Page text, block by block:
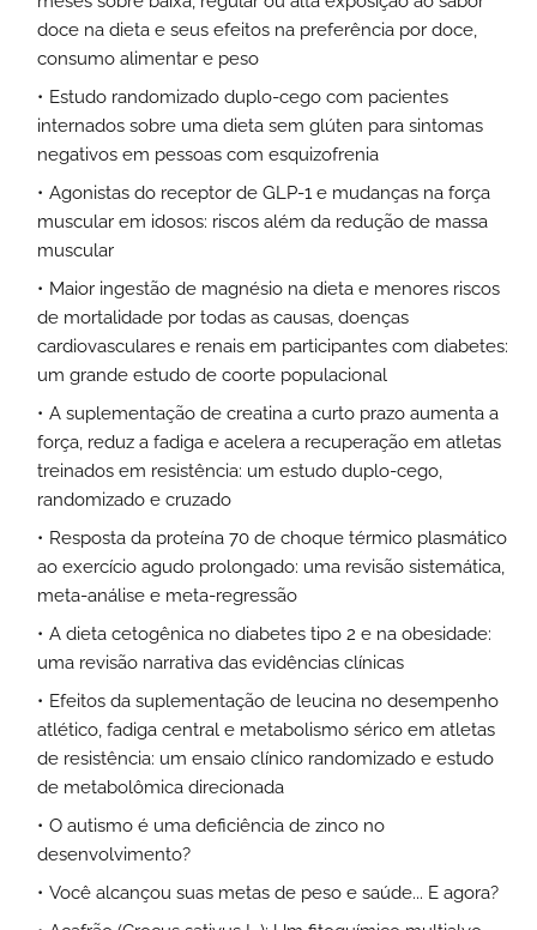
doce na dieta e seus efeitos na preferência por doce,
consumo alimentar e peso
Estudo randomizado duplo-cego com pacientes
internados sobre uma dieta sem glúten para sintomas
negativos em pessoas com esquizofrenia
Agonistas do receptor de GLP-1 e mudanças na força
muscular em idosos: riscos além da redução de massa
muscular
Maior ingestão de magnésio na dieta e menores riscos
de mortalidade por todas as causas, doenças
cardiovasculares e renais em participantes com diabetes:
um grande estudo de coorte populacional
A suplementação de creatina a curto prazo aumenta a
força, reduz a fadiga e acelera a recuperação em atletas
treinados em resistência: um estudo duplo-cego,
randomizado e cruzado
Resposta da proteína 70 de choque térmico plasmático
ao exercício agudo prolongado: uma revisão sistemática,
meta-análise e meta-regressão
A dieta cetogênica no diabetes tipo 2 e na obesidade:
uma revisão narrativa das evidências clínicas
Efeitos da suplementação de leucina no desempenho
atlético, fadiga central e metabolismo sérico em atletas
de resistência: um ensaio clínico randomizado e estudo
de metabolômica direcionada
O autismo é uma deficiência de zinco no
desenvolvimento?
Você alcançou suas metas de peso e saúde... E agora?